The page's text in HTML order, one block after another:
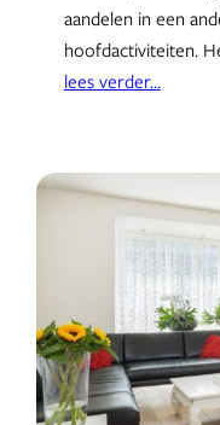
aandelen in een
hoofdactiviteiten.
lees verder…